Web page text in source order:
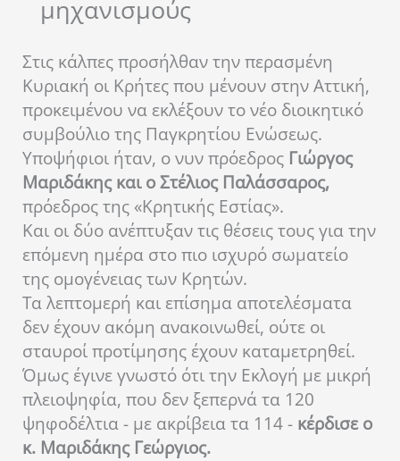
μηχανισμούς
Στις κάλπες προσήλθαν την περασμένη
Κυριακή οι Κρήτες που μένουν στην Αττική,
προκειμένου να εκλέξουν το νέο διοικητικό
συμβούλιο της Παγκρητίου Ενώσεως.
Υποψήφιοι ήταν, ο νυν πρόεδρος Γιώργος
Μαριδάκης και ο Στέλιος Παλάσσαρος,
πρόεδρος της «Κρητικής Εστίας».
Και οι δύο ανέπτυξαν τις θέσεις τους για την
επόμενη ημέρα στο πιο ισχυρό σωματείο
της ομογένειας των Κρητών.
Τα λεπτομερή και επίσημα αποτελέσματα
δεν έχουν ακόμη ανακοινωθεί, ούτε οι
σταυροί προτίμησης έχουν καταμετρηθεί.
Όμως έγινε γνωστό ότι την Εκλογή με μικρή
πλειοψηφία, που δεν ξεπερνά τα 120
ψηφοδέλτια - με ακρίβεια τα 114 - κέρδισε ο
κ. Μαριδάκης Γεώργιος.